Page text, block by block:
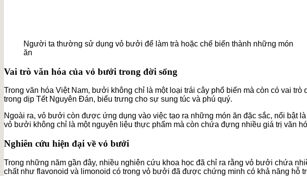
Người ta thường sử dụng vỏ bưởi để làm trà hoặc chế biến thành những món
ăn
Vai trò văn hóa của vỏ bưởi trong đời sống
Trong văn hóa Việt Nam, bưởi không chỉ là một loại trái cây phổ biến mà còn có vai
trong dịp Tết Nguyên Đán, biểu trưng cho sự sung túc và phú quý.
Ngoài ra, vỏ bưởi còn được ứng dụng vào việc tạo ra những món ăn đặc sắc, nổi
vỏ bưởi không chỉ là một nguyên liệu thực phẩm mà còn chứa đựng nhiều giá trị văn
Nghiên cứu hiện đại về vỏ bưởi
Trong những năm gần đây, nhiều nghiên cứu khoa học đã chỉ ra rằng vỏ bưởi chứa
chất như flavonoid và limonoid có trong vỏ bưởi đã được chứng minh có khả năng hỗ